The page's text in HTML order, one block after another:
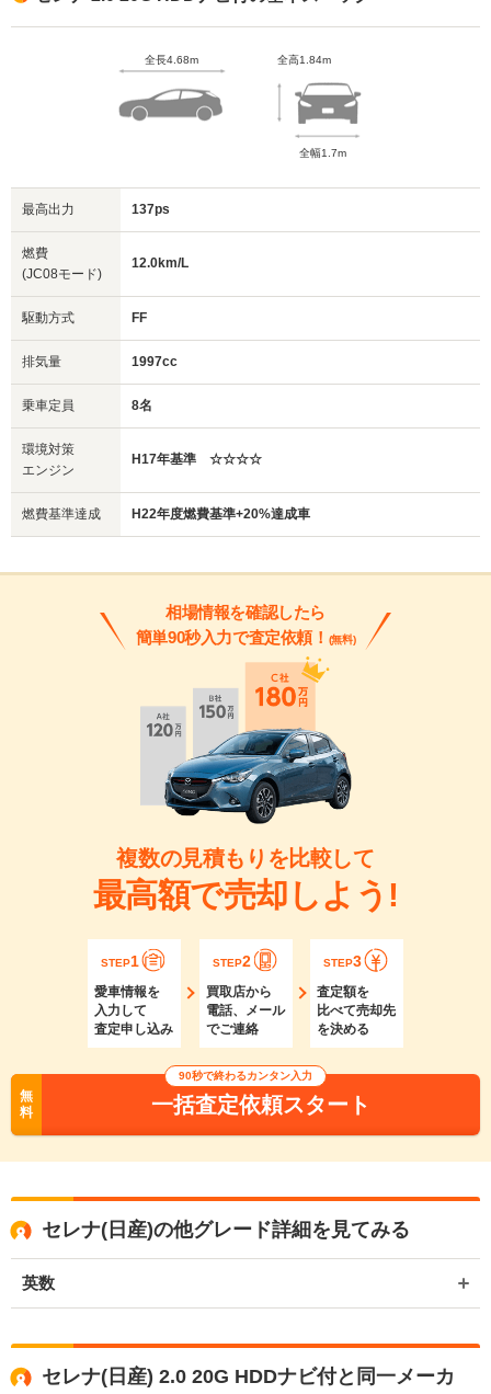
全長4.68m 全高1.84m
全幅1.7m
最高出力 137ps
燃費
(JC08モード)
12.0km/L
駆動方式 FF
排気量 1997cc
乗車定員 8名
環境対策
エンジン
H17年基準 ☆☆☆☆
燃費基準達成 H22年度燃費基準+20%達成車
相場情報を確認したら
簡単90秒入力で査定依頼！ (無料)
複数の見積もりを比較して
最高額で売却しよう!
STEP1
愛車情報を
入力して
査定申し込み
STEP2
買取店から
電話、メール
でご連絡
STEP3
査定額を
比べて売却先
を決める
無
料
90秒で終わるカンタン入力
一括査定依頼スタート
セレナ(日産)の他グレード詳細を見てみる
英数
セレナ(日産) 2.0 20G HDDナビ付と同一メーカ